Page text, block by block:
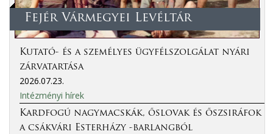
Fejér Vármegyei Levéltár
Kutató- és a személyes ügyfélszolgálat nyári
zárvatartása
2026.07.23.
Intézményi hírek
Kardfogú nagymacskák, őslovak és őszsiráfok
a csákvári Esterházy -barlangból